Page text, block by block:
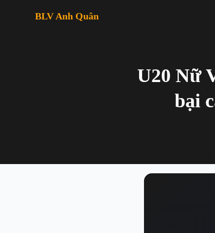
BLV Anh Quân
U20 Nữ
bại